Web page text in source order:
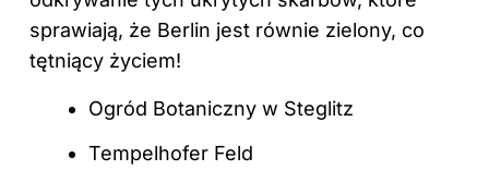
sprawiają, że Berlin jest równie zielony, co
tętniący życiem!
Ogród Botaniczny w Steglitz
Tempelhofer Feld